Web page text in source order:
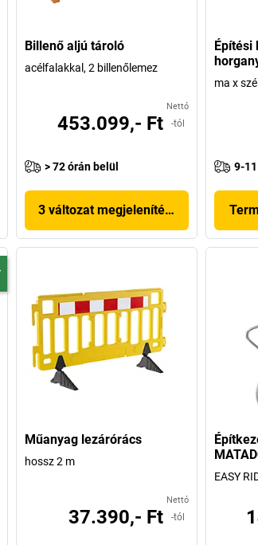
Billenő aljú tároló
acélfalakkal, 2 billenőlemez
Nettó
453.099,- Ft -tól
> 72 órán belül
3 változat megjelenítése
ma x
9-
Műanyag lezárórács
hossz 2 m
Nettó
37.390,- Ft -tól
EASY